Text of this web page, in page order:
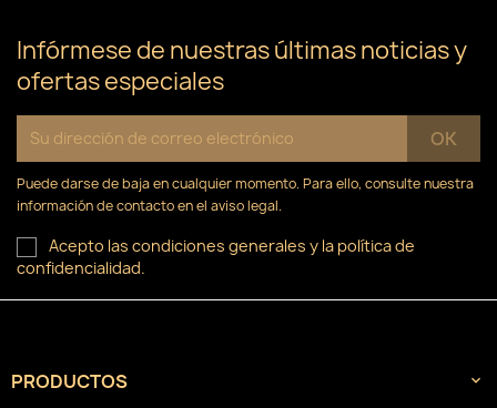
Infórmese de nuestras últimas noticias y
ofertas especiales
Puede darse de baja en cualquier momento. Para ello, consulte nuestra
información de contacto en el aviso legal.
Acepto las condiciones generales y la política de
confidencialidad.
PRODUCTOS 